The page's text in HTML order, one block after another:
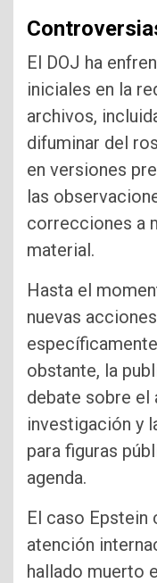
El DOJ ha
iniciales en la
archivos,
difuminar del
en versiones
las
correcciones a
material.
Hasta el
nuevas
obstante, la
debate sobre
investigación y
para figuras
agenda.
El caso Epstein
atención
hallado muerto